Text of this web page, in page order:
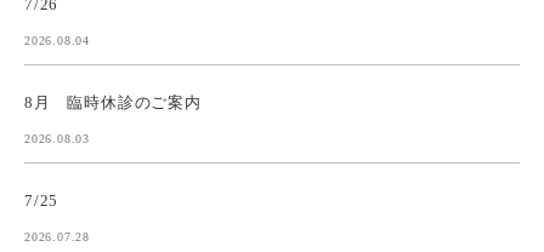
7/26
2026.08.04
8月 臨時休診のご案内
2026.08.03
7/25
2026.07.28